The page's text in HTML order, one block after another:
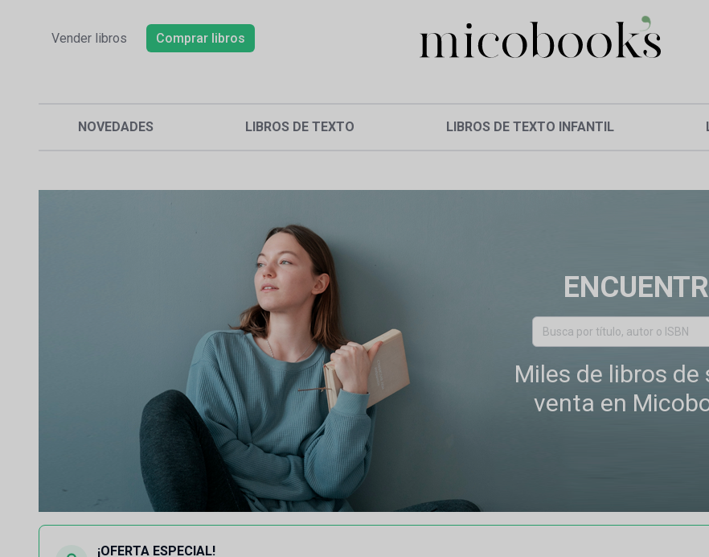
Vender libros Comprar libros
NOVEDADES LIBROS DE TEXTO LIBROS DE TEXTO INFANTIL
Miles de libros
venta en
¡OFERTA ESPECIAL!